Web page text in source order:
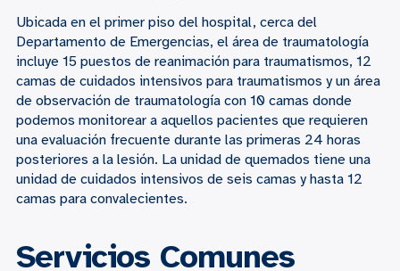
Ubicada en el primer piso del hospital, cerca del
Departamento de Emergencias, el área de traumatología
incluye 15 puestos de reanimación para traumatismos, 12
camas de cuidados intensivos para traumatismos y un área
de observación de traumatología con 10 camas donde
podemos monitorear a aquellos pacientes que requieren
una evaluación frecuente durante las primeras 24 horas
posteriores a la lesión. La unidad de quemados tiene una
unidad de cuidados intensivos de seis camas y hasta 12
camas para convalecientes.
Servicios Comunes